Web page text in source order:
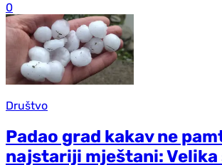
0
Društvo
Padao grad kakav ne
najstariji mještani: Velika